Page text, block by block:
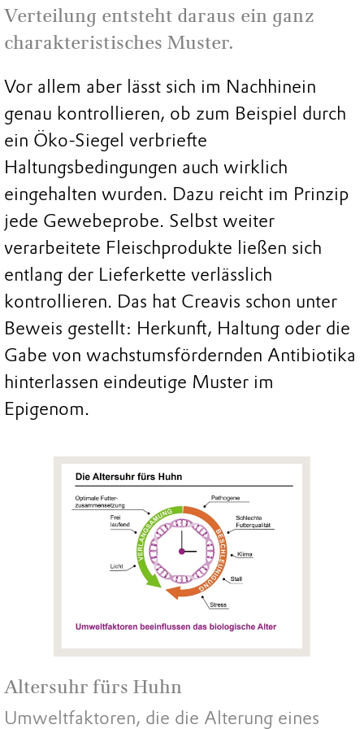
Verteilung entsteht daraus ein ganz
charakteristisches Muster.
Vor allem aber lässt sich im Nachhinein
genau kontrollieren, ob zum Beispiel durch
ein Öko-Siegel verbriefte
Haltungsbedingungen auch wirklich
eingehalten wurden. Dazu reicht im Prinzip
jede Gewebeprobe. Selbst weiter
verarbeitete Fleischprodukte ließen sich
entlang der Lieferkette verlässlich
kontrollieren. Das hat Creavis schon unter
Beweis gestellt: Herkunft, Haltung oder die
Gabe von wachstumsfördernden Antibiotika
hinterlassen eindeutige Muster im
Epigenom.
Altersuhr fürs Huhn
Umweltfaktoren, die die Alterung eines